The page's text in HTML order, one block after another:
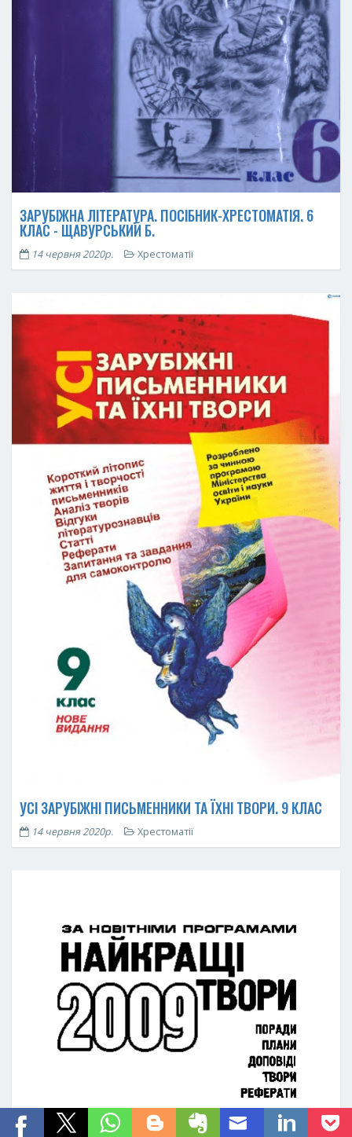
ЗАРУБІЖНА ЛІТЕРАТУРА. ПОСІБНИК-ХРЕСТОМАТІЯ. 6
КЛАС - ЩАВУРСЬКИЙ Б.
14 червня 2020р. Хрестоматії
УСІ ЗАРУБІЖНІ ПИСЬМЕННИКИ ТА ЇХНІ ТВОРИ. 9 КЛАС
14 червня 2020р. Хрестоматії